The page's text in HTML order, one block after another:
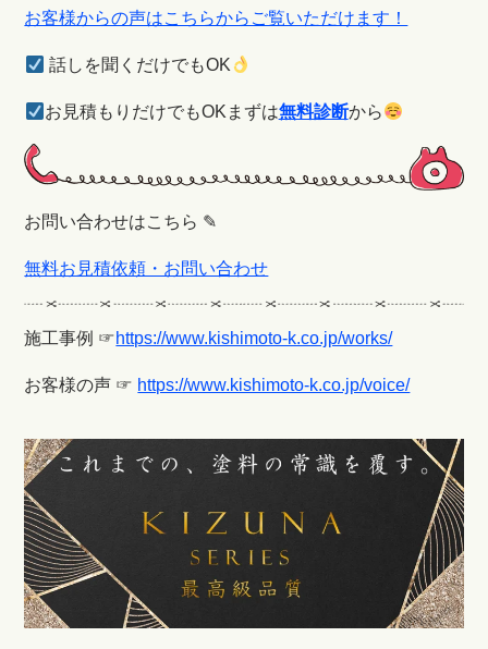
お客様からの声はこちらからご覧いただけます！
話しを聞くだけでもOK
お見積もりだけでもOKまずは無料診断から
お問い合わせはこちら ✎
無料お見積依頼・お問い合わせ
施工事例 ☞https://www.kishimoto-k.co.jp/works/
お客様の声 ☞ https://www.kishimoto-k.co.jp/voice/